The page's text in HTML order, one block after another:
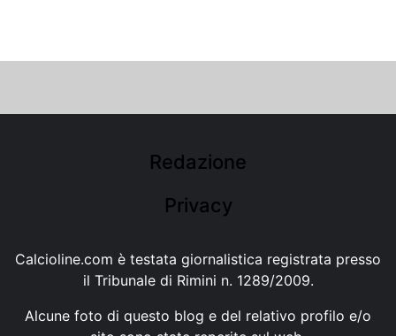
Redazione
Privacy
Calcioline.com è testata giornalistica registrata presso
il Tribunale di Rimini n. 1289/2009.
Alcune foto di questo blog e del relativo profilo e/o